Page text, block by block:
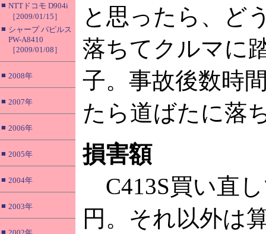
■ NTTドコモ D904i
［2009/01/15］
■ シャープ パピルス
PW-A8410
［2009/01/08］
■ 2008年
■ 2007年
■ 2006年
■ 2005年
■ 2004年
■ 2003年
■
と思ったら、ど
落ちてクルマに
子。事故後数時
たら道ばたに落
損害額
C413S買い直
円。それ以外は